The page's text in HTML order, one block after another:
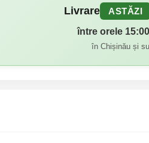
Livrare ASTĂZI
între orele
în Chișinău și